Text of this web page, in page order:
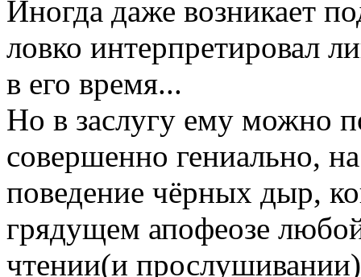
Иногда даже возникает
ловко интерпретировал
в его время...
Но в заслугу ему можно
совершенно гениально,
поведение чёрных дыр,
грядущем апофеозе
чтении(и